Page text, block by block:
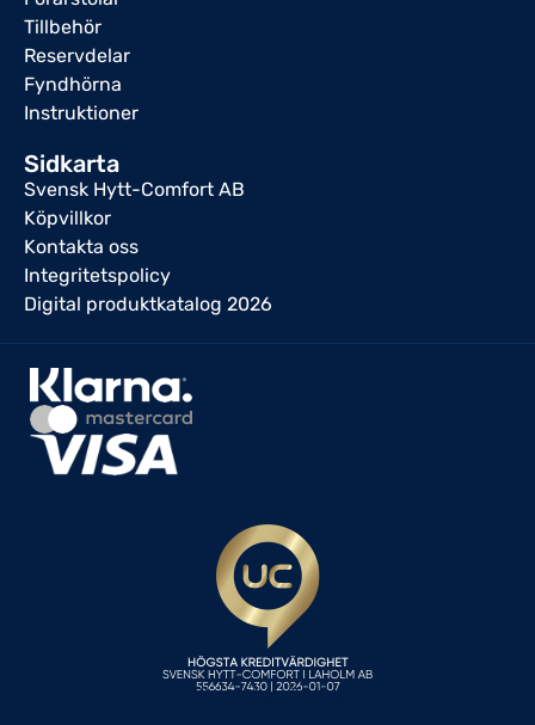
Tillbehör
Reservdelar
Fyndhörna
Instruktioner
Sidkarta
Svensk Hytt-Comfort AB
Köpvillkor
Kontakta oss
Integritetspolicy
Digital produktkatalog 2026
Skapad av Entire